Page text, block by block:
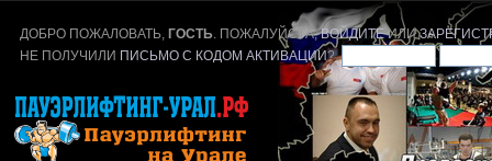
ДОБРО ПОЖАЛОВАТЬ,ГОСТЬ . ПОЖАЛУЙСТА,ВОЙДИТЕИЛИ
НЕ ПОЛУЧИЛИ ПИСЬМО С КОДОМ АКТИВАЦИИ?